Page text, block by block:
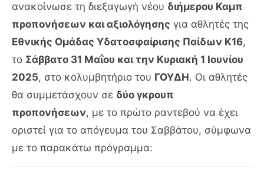
ανακοίνωσε τη διεξαγωγή νέου διήμερου Καμπ
προπονήσεων και αξιολόγησης για αθλητές της
Εθνικής Ομάδας Υδατοσφαίρισης Παίδων Κ16,
το Σάββατο 31 Μαΐου και την Κυριακή 1 Ιουνίου
2025, στο κολυμβητήριο του ΓΟΥΔΗ. Οι αθλητές
θα συμμετάσχουν σε δύο γκρουπ
προπονήσεων, με το πρώτο ραντεβού να έχει
οριστεί για το απόγευμα του Σαββάτου, σύμφωνα
με το παρακάτω πρόγραμμα: